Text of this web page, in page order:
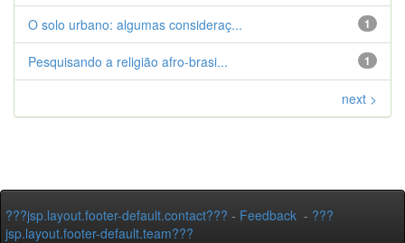
1
O solo urbano: algumas consideraç...
1
Pesquisando a religião afro-brasi...
next >
???jsp.layout.footer-default.contact??? - Feedback - ???
jsp.layout.footer-default.team???